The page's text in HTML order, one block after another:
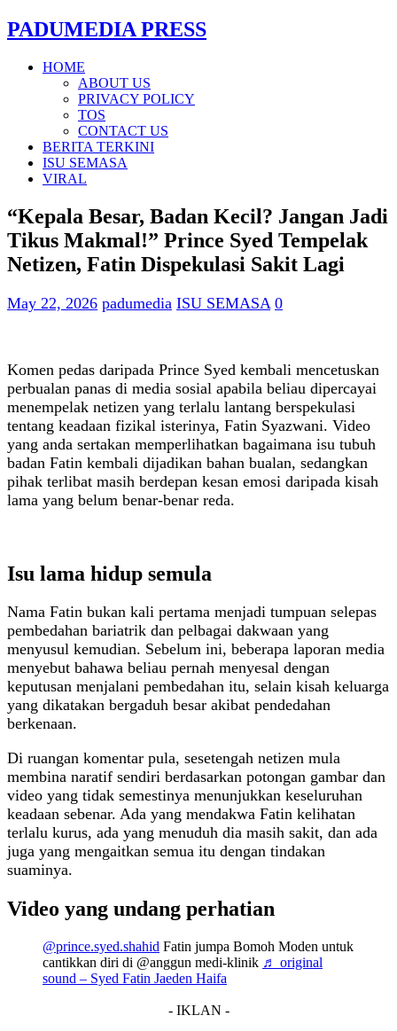
PADUMEDIA PRESS
HOME
ABOUT US
PRIVACY POLICY
TOS
CONTACT US
BERITA TERKINI
ISU SEMASA
VIRAL
“Kepala Besar, Badan Kecil? Jangan Jadi
Tikus Makmal!” Prince Syed Tempelak
Netizen, Fatin Dispekulasi Sakit Lagi
May 22, 2026 padumedia ISU SEMASA 0
Komen pedas daripada Prince Syed kembali mencetuskan
perbualan panas di media sosial apabila beliau dipercayai
menempelak netizen yang terlalu lantang berspekulasi
tentang keadaan fizikal isterinya, Fatin Syazwani. Video
yang anda sertakan memperlihatkan bagaimana isu tubuh
badan Fatin kembali dijadikan bahan bualan, sedangkan
pihak terlibat masih berdepan kesan emosi daripada kisah
lama yang belum benar-benar reda.
Isu lama hidup semula
Nama Fatin bukan kali pertama menjadi tumpuan selepas
pembedahan bariatrik dan pelbagai dakwaan yang
menyusul kemudian. Sebelum ini, beberapa laporan media
menyebut bahawa beliau pernah menyesal dengan
keputusan menjalani pembedahan itu, selain kisah keluarga
yang dikatakan bergaduh besar akibat pendedahan
berkenaan.
Di ruangan komentar pula, sesetengah netizen mula
membina naratif sendiri berdasarkan potongan gambar dan
video yang tidak semestinya menunjukkan keseluruhan
keadaan sebenar. Ada yang mendakwa Fatin kelihatan
terlalu kurus, ada yang menuduh dia masih sakit, dan ada
juga yang mengaitkan semua itu dengan tindakan
suaminya.
Video yang undang perhatian
@prince.syed.shahid Fatin jumpa Bomoh Moden untuk
cantikkan diri di @anggun medi-klinik ♬ original
sound – Syed Fatin Jaeden Haifa
- IKLAN -